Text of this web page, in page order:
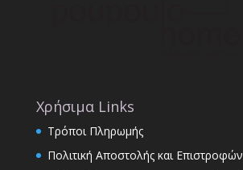
Χρήσιμα Links
Τρόποι Πληρωμής
Πολιτική Αποστολής και Επιστροφών